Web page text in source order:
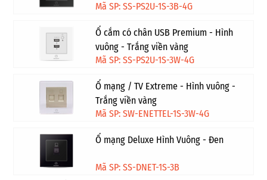
Mã SP: SS-PS2U-1S-3B-4G
Ổ cắm có chân USB Premium - Hình
vuông - Trắng viền vàng
Mã SP: SS-PS2U-1S-3W-4G
Ổ mạng / TV Extreme - Hình vuông -
Trắng viền vàng
Mã SP: SW-ENETTEL-1S-3W-4G
Ổ mạng Deluxe Hình Vuông - Đen
Mã SP: SS-DNET-1S-3B